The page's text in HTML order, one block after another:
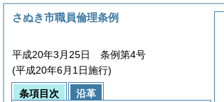
さぬき市職員倫理条例
平成20年3月25日 条例第4号
(平成20年6月1日施行)
条項目次
沿革